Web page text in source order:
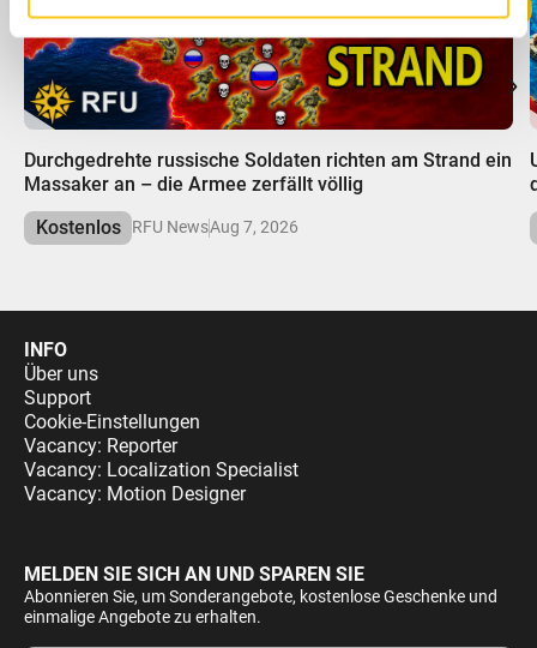
Durchgedrehte russische Soldaten richten am Strand ein
Massaker an – die Armee zerfällt völlig
Kostenlos
RFU NewsAug 7, 2026
INFO
Über uns
Support
Cookie-Einstellungen
Vacancy: Reporter
Vacancy: Localization Specialist
Vacancy: Motion Designer
MELDEN SIE SICH AN UND SPAREN SIE
Abonnieren Sie, um Sonderangebote, kostenlose Geschenke und
einmalige Angebote zu erhalten.